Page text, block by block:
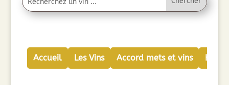
Accueil Les Vins Accord mets et vins